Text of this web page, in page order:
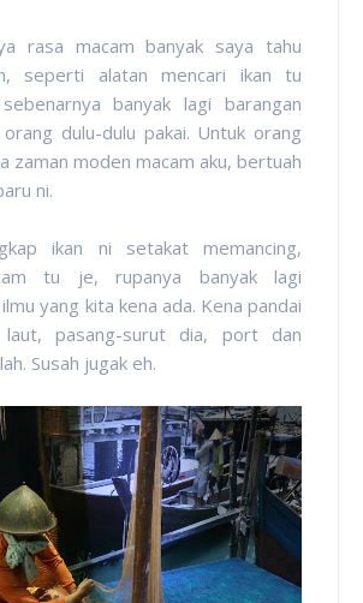
rasa macam banyak saya tahu
seperti alatan mencari ikan tu
banyak lagi barangan
dulu-dulu pakai. Untuk orang
zaman moden macam aku, bertuah
ni.
ikan ni setakat memancing,
tu je, rupanya banyak lagi
yang kita kena ada. Kena pandai
pasang-surut dia, port dan
Susah jugak eh.